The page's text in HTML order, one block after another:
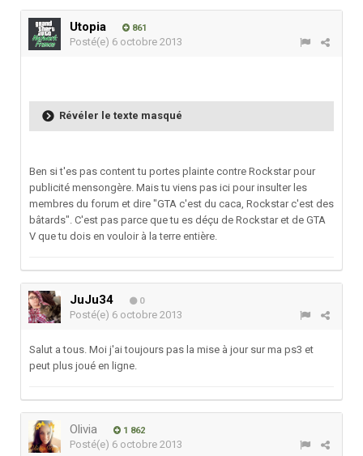
Utopia 861
Posté(e) 6 octobre 2013
Révéler le texte masqué
Ben si t'es pas content tu portes plainte contre Rockstar pour
publicité mensongère. Mais tu viens pas ici pour insulter les
membres du forum et dire "GTA c'est du caca, Rockstar c'est des
bâtards". C'est pas parce que tu es déçu de Rockstar et de GTA
V que tu dois en vouloir à la terre entière.
JuJu34 0
Posté(e) 6 octobre 2013
Salut a tous. Moi j'ai toujours pas la mise à jour sur ma ps3 et
peut plus joué en ligne.
Olivia 1 862
Posté(e) 6 octobre 2013